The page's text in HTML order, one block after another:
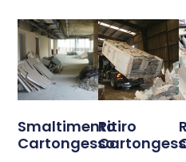
Smaltimento
Cartongesso
Ritiro